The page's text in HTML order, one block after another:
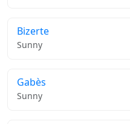
Bizerte
Sunny
Gabès
Sunny